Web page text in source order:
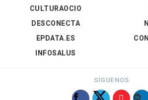
CULTURAOCIO
DESCONECTA
EPDATA.ES
INFOSALUS
SÍGUENOS